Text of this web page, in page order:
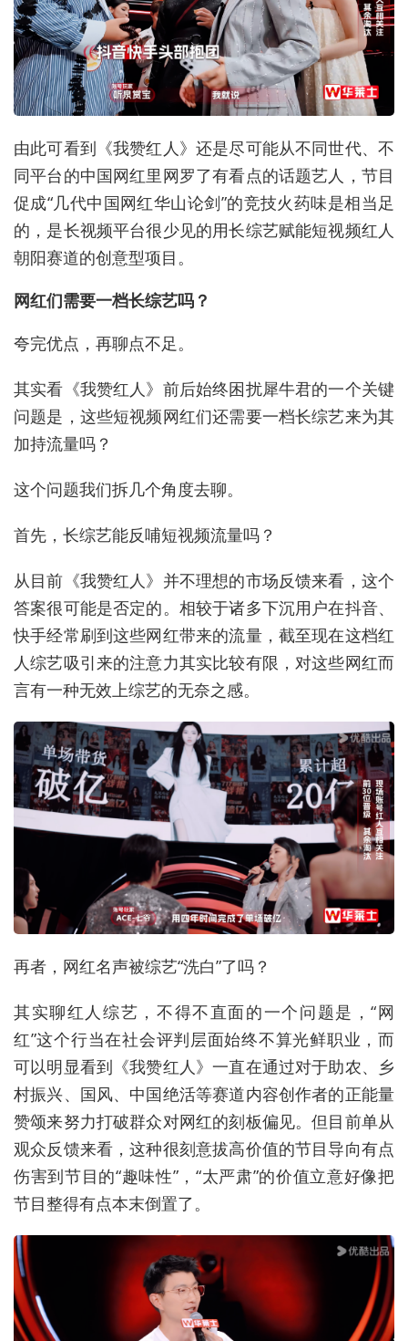
由此可看到《我赞红人》还是尽可能从不同世代、不
同平台的中国网红里网罗了有看点的话题艺人，节目
促成“几代中国网红华山论剑”的竞技火药味是相当足
的，是长视频平台很少见的用长综艺赋能短视频红人
朝阳赛道的创意型项目。
网红们需要一档长综艺吗？
夸完优点，再聊点不足。
其实看《我赞红人》前后始终困扰犀牛君的一个关键
问题是，这些短视频网红们还需要一档长综艺来为其
加持流量吗？
这个问题我们拆几个角度去聊。
首先，长综艺能反哺短视频流量吗？
从目前《我赞红人》并不理想的市场反馈来看，这个
答案很可能是否定的。相较于诸多下沉用户在抖音、
快手经常刷到这些网红带来的流量，截至现在这档红
人综艺吸引来的注意力其实比较有限，对这些网红而
言有一种无效上综艺的无奈之感。
再者，网红名声被综艺“洗白”了吗？
其实聊红人综艺，不得不直面的一个问题是，“网
红”这个行当在社会评判层面始终不算光鲜职业，而
可以明显看到《我赞红人》一直在通过对于助农、乡
村振兴、国风、中国绝活等赛道内容创作者的正能量
赞颂来努力打破群众对网红的刻板偏见。但目前单从
观众反馈来看，这种很刻意拔高价值的节目导向有点
伤害到节目的“趣味性”，“太严肃”的价值立意好像把
节目整得有点本末倒置了。